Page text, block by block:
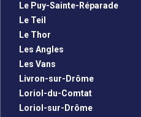
Le Puy-Sainte-Réparade
Le Teil
Le Thor
Les Angles
Les Vans
Livron-sur-Drôme
Loriol-du-Comtat
Loriol-sur-Drôme